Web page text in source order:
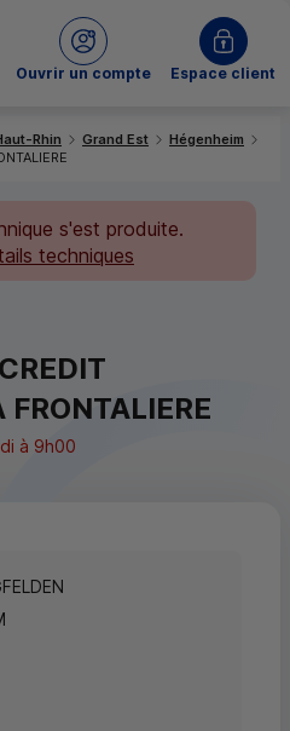
sur le site
Ouvrir un compte
du Crédit MutuelEspace client
Rhin Grand Est
Hégenheim
s'est produite.
techniques
à 9h00